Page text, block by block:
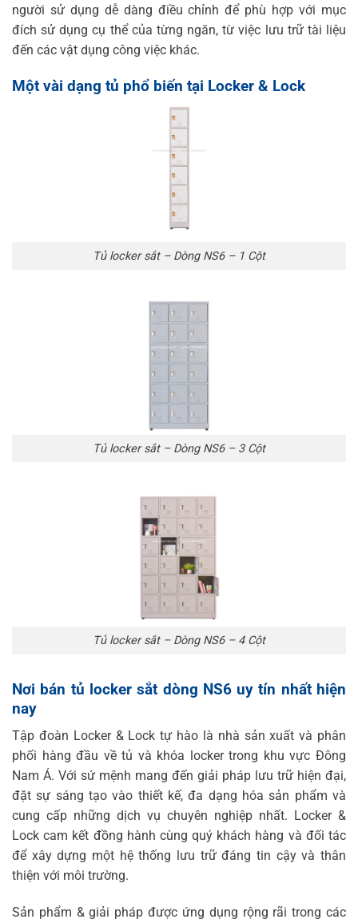
người sử dụng dễ dàng điều chỉnh để phù hợp với mục
đích sử dụng cụ thể của từng ngăn, từ việc lưu trữ tài liệu
đến các vật dụng công việc khác.
Một vài dạng tủ phổ biến tại Locker & Lock
Tủ locker sắt – Dòng NS6 – 1 Cột
Tủ locker sắt – Dòng NS6 – 3 Cột
Tủ locker sắt – Dòng NS6 – 4 Cột
Nơi bán tủ locker sắt dòng NS6 uy tín nhất hiện
nay
Tập đoàn Locker & Lock tự hào là nhà sản xuất và phân
phối hàng đầu về tủ và khóa locker trong khu vực Đông
Nam Á. Với sứ mệnh mang đến giải pháp lưu trữ hiện đại,
đặt sự sáng tạo vào thiết kế, đa dạng hóa sản phẩm và
cung cấp những dịch vụ chuyên nghiệp nhất. Locker &
Lock cam kết đồng hành cùng quý khách hàng và đối tác
để xây dựng một hệ thống lưu trữ đáng tin cậy và thân
thiện với môi trường.
Sản phẩm & giải pháp được ứng dụng rộng rãi trong các